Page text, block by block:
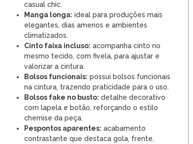
casual chic.
Manga longa: ideal para produções mais
elegantes, dias amenos e ambientes
climatizados.
Cinto faixa incluso: acompanha cinto no
mesmo tecido, com fivela, para ajustar e
valorizar a cintura.
Bolsos funcionais: possui bolsos funcionais
na cintura, trazendo praticidade para o uso.
Bolsos fake no busto: detalhe decorativo
com lapela e botão, reforçando o estilo
chemise da peça.
Pespontos aparentes: acabamento
contrastante que destaca gola, frente,